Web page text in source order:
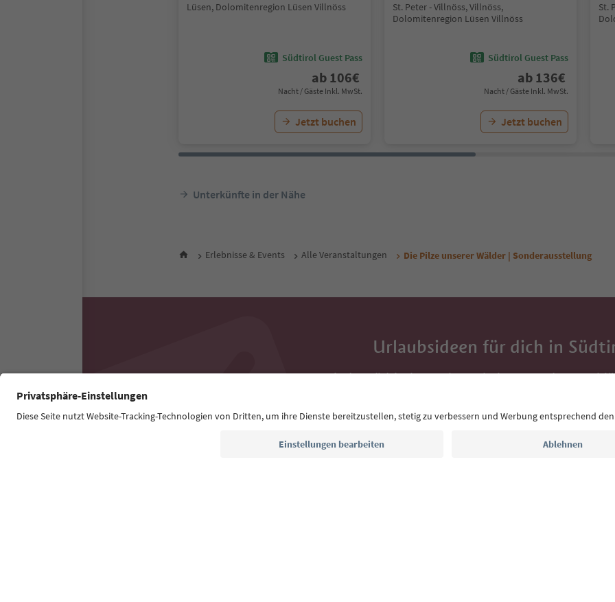
Lüsen, Dolomitenregion Lüsen Villnöss
Südtirol Guest Pass
ab 106€
Nacht / Gäste Inkl. MwSt.
Jetzt buchen
St. Peter - Villnöss, Villnöss,
Dolomitenregion Lüsen Villnöss
Südtirol Guest Pass
ab 136€
Nacht / Gäste Inkl. MwSt.
Jetzt buchen
St.
Unterkünfte in der Nähe
Erlebnisse & Events Alle Veranstaltungen Die Pilze unserer Wälder | Sonderausstellung
Urlaubsideen für dich in
Mit der Südtirol-Newsletter bekommst du
Postfach.